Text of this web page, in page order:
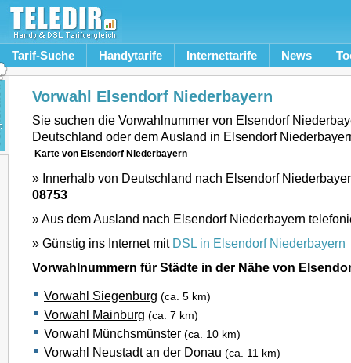
Tarif-Suche Handytarife Internettarife News
Vorwahl Elsendorf Niederbayern
Sie suchen die Vorwahlnummer von Elsendorf
Deutschland oder dem Ausland in Elsendorf
Karte von Elsendorf Niederbayern
» Innerhalb von Deutschland nach Elsendorf
08753
» Aus dem Ausland nach Elsendorf Niederbayern
» Günstig ins Internet mit DSL in Elsendorf Niederbayern
Vorwahlnummern für Städte in der Nähe von
Vorwahl Siegenburg (ca. 5 km)
Vorwahl Mainburg (ca. 7 km)
Vorwahl Münchsmünster (ca. 10 km)
Vorwahl Neustadt an der Donau (ca. 11 km)